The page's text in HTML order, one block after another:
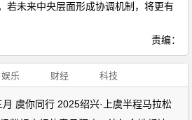
若未来中央层面形成协调机制，将更有
责编：
娱乐 财经 科技
虞你同行 2025绍兴·上虞半程马拉松